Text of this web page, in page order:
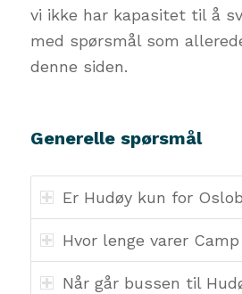
vi ikke har kapasitet til å
med spørsmål som
denne siden.
Generelle spørsmål
Er Hudøy kun for
Hvor lenge varer
Når går bussen til